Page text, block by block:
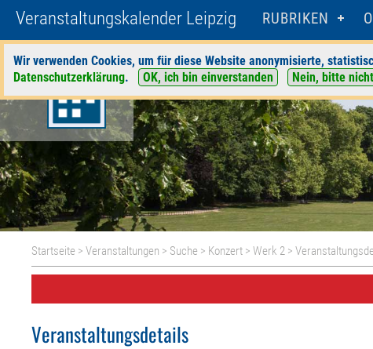
Veranstaltungskalender Leipzig RUBRIKEN
Wir verwenden Cookies, um für diese Website anonymisierte,
Datenschutzerklärung. OK, ich bin einverstanden Nein, bitte nicht
Startseite >Veranstaltungen > Suche > Konzert >Werk 2 >
Veranstaltungsdetails